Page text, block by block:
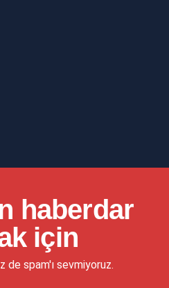
haberdar
için
de spam'ı sevmiyoruz.